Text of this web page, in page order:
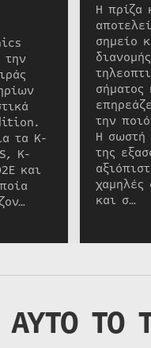
την
τα K-
K-
και
Η πρίζα
σημείο
διανομής
σήματος
την
Η σωστή
της
χαμηλές
και σ…
ΤΟ